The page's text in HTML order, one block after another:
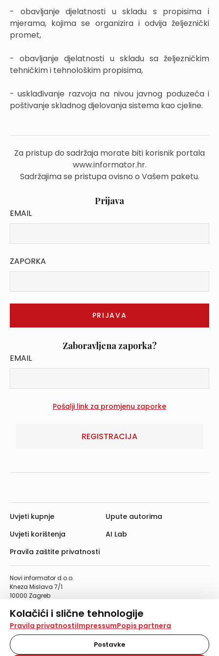
Kolačići i slične tehnologije
Na našoj web stranici koristimo kolačiće i slične
tehnologije za pohranu, čitanje i obradu informacija na
vašem uređaju. Time poboljšavamo korisničko iskustvo,
analiziramo promet na stranici te prikazujemo sadržaje i
Pravila privatnostiImpressumPopis partnera
Postavke
- obavljanje djelatnosti u skladu s propisima i
mjerama, kojima se organizira i odvija željeznički
promet,
- obavljanje djelatnosti u skladu sa željezničkim
tehničkim i tehnološkim propisima,
- usklađivanje razvoja na nivou javnog poduzeća i
poštivanje skladnog djelovanja sistema kao cjeline.
Za pristup do sadržaja morate biti korisnik portala
www.informator.hr.
Sadržajima se pristupa ovisno o Vašem paketu.
Prijava
EMAIL
ZAPORKA
Zaboravljena zaporka?
EMAIL
REGISTRACIJA
Novi informator d.o.o.
Kneza Mislava 7/1
10000 Zagreb
Telefaks: 01/4612-553
info@informator.hr
PRATITE NAS:
Uvjeti kupnje
Uvjeti korištenja
Pravila zaštite privatnosti
Upute autorima
AI Lab